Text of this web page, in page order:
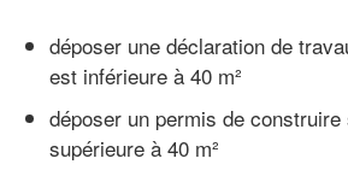
déposer une déclaration de
est inférieure à 40 m²
déposer un permis de
supérieure à 40 m²